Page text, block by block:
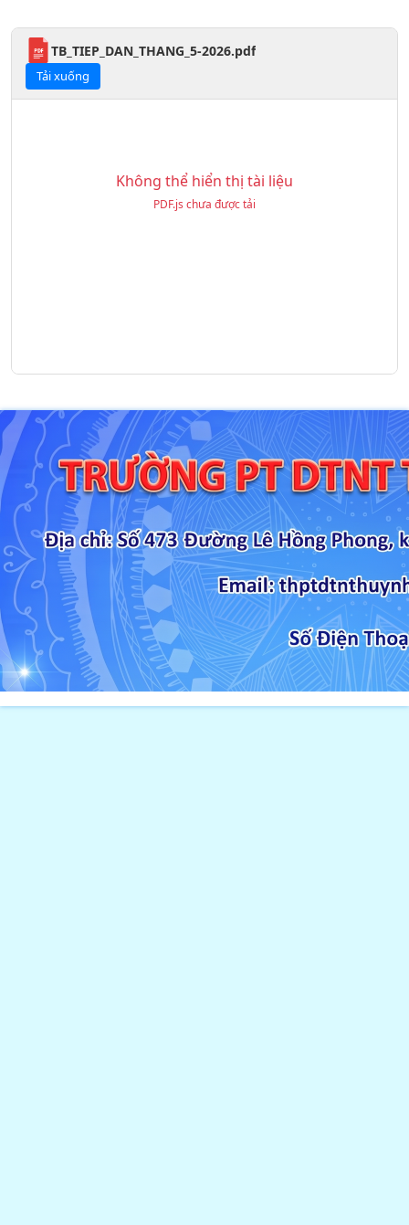
TB_TIEP_DAN_THANG_5-2026.pdf
Tải xuống
Không thể hiển thị tài liệu
PDF.js chưa được tải